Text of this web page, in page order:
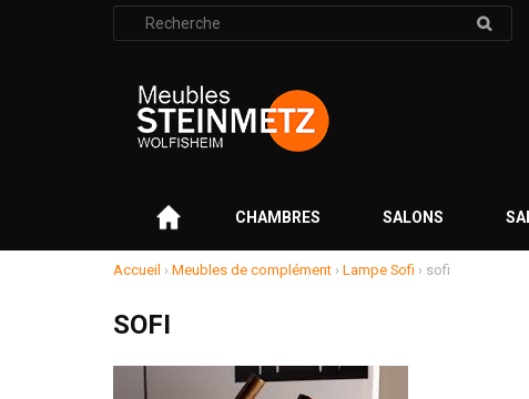
Rechercher
:
CHAMBRES SALONS
Accueil › Meubles de complément › Lampe Sofi › sofi
SOFI